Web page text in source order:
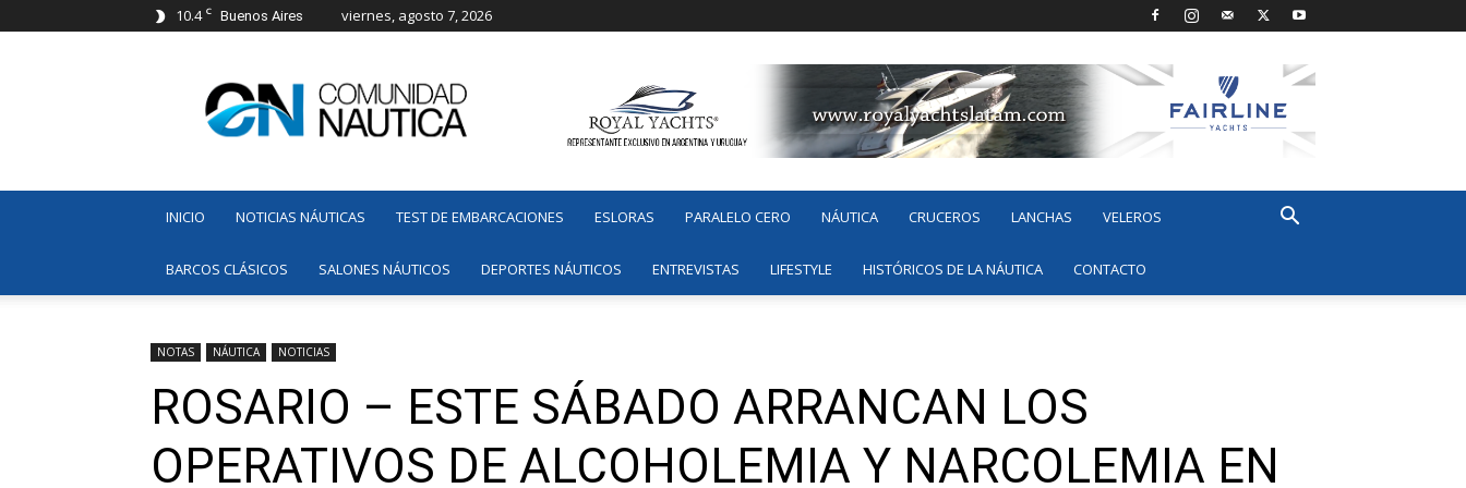
10.4 C Buenos Aires viernes, agosto 7, 2026
Náutica
INICIO NOTICIAS NÁUTICAS TEST DE EMBARCACIONES ESLORAS PARALELO CERO NÁUTICA CRUCEROS LANCHAS VELEROS
BARCOS CLÁSICOS SALONES NÁUTICOS DEPORTES NÁUTICOS ENTREVISTAS LIFESTYLE HISTÓRICOS DE LA NÁUTICA CONTACTO
NOTAS NÁUTICA NOTICIAS
ROSARIO – ESTE SÁBADO ARRANCAN LOS
OPERATIVOS DE ALCOHOLEMIA Y NARCOLEMIA EN